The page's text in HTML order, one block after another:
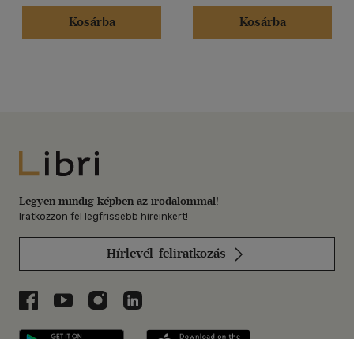
Kosárba
Kosárba
Libri
Legyen mindig képben az irodalommal!
Iratkozzon fel legfrissebb híreinkért!
Hírlevél-feliratkozás
Libri a Facebookon
Libri a Youtube-on
Libri az Instagramon
Libri a LinkedInen